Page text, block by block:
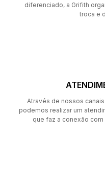
diferenciado, a Grifith
troca e
Através de nossos
podemos realizar um
que faz a conexão